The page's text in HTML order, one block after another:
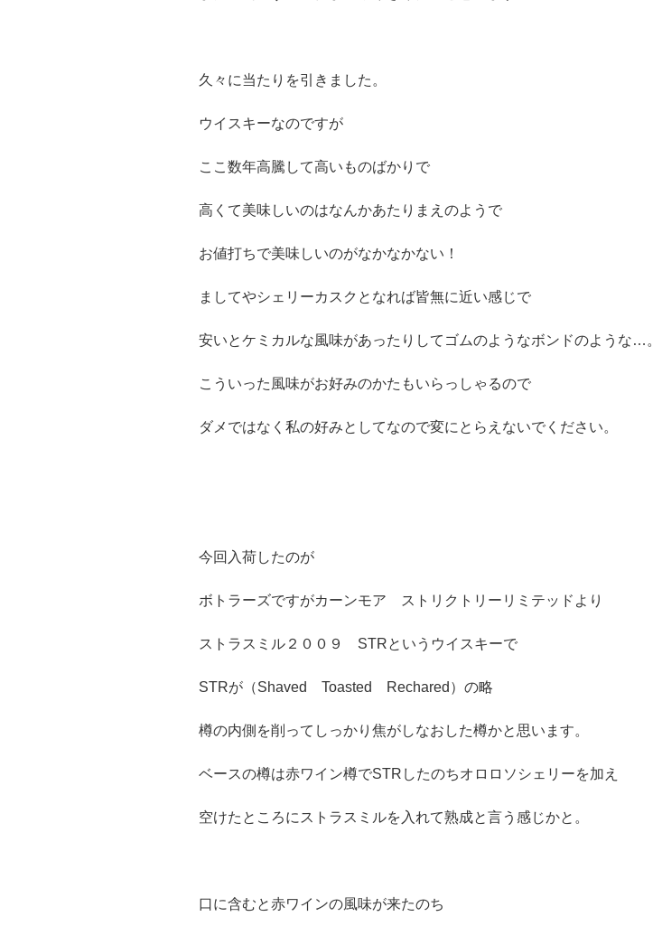
久々に当たりを引きました。
ウイスキーなのですが
ここ数年高騰して高いものばかりで
高くて美味しいのはなんかあたりまえのようで
お値打ちで美味しいのがなかなかない！
ましてやシェリーカスクとなれば皆無に近い感じで
安いとケミカルな風味があったりしてゴムのようなボンドのような…。
こういった風味がお好みのかたもいらっしゃるので
ダメではなく私の好みとしてなので変にとらえないでください。
今回入荷したのが
ボトラーズですがカーンモア ストリクトリーリミテッドより
ストラスミル２００９ STRというウイスキーで
STRが（Shaved Toasted Rechared）の略
樽の内側を削ってしっかり焦がしなおした樽かと思います。
ベースの樽は赤ワイン樽でSTRしたのちオロロソシェリーを加え
空けたところにストラスミルを入れて熟成と言う感じかと。
口に含むと赤ワインの風味が来たのち